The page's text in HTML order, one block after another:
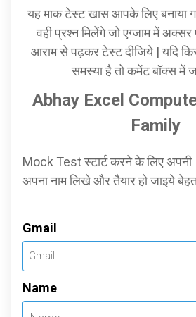
यह माक टेस्ट खास आपके लिए बनाया
वही प्रश्न मिलेंगे जो एग्जाम में
आराम से पढ़कर टेस्ट दीजिये | यदि
समस्या है तो कमेंट बॉक्स में
Abhay Excel
Family
Mock Test स्टार्ट करने के लिए
अपना नाम लिखे और तैयार हो जाइये
Gmail
Name